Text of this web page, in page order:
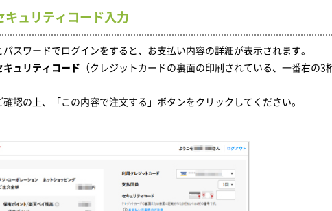
ュリティコード入力
スワードでログインをすると、お支払い内容の詳細が表示されます。
キュリティコード （クレジットカードの裏面の印刷されている、一番右の3
認の上、「この内容で注文する」ボタンをクリックしてください。